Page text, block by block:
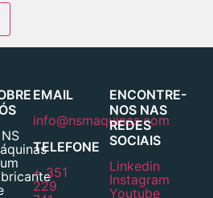
EMAIL
info@nsmaquinas.com
TELEFONE
+ 351
229
ENCONTRE-
NOS NAS
REDES
SOCIAIS
Linkedin
Instagram
Youtube